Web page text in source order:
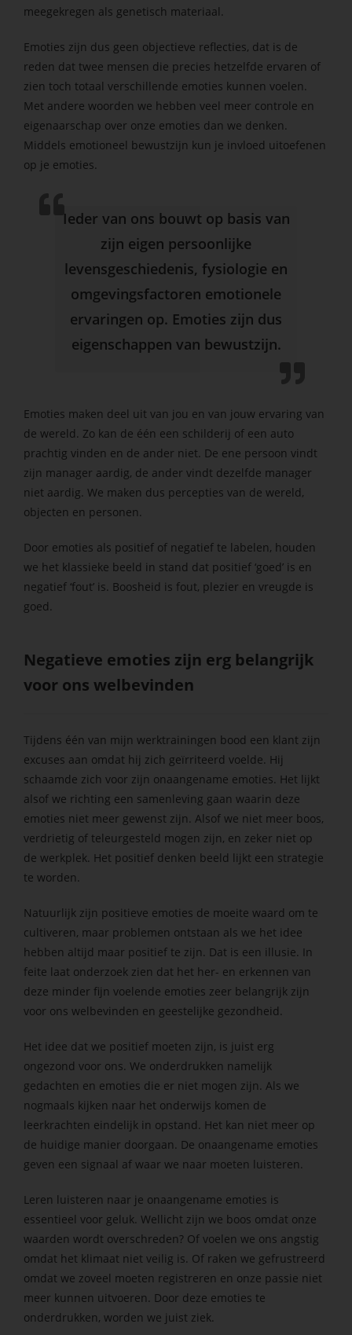
meegekregen als genetisch materiaal.
Emoties zijn dus geen objectieve reflecties, dat is de
reden dat twee mensen die precies hetzelfde ervaren of
zien toch totaal verschillende emoties kunnen voelen.
Met andere woorden we hebben veel meer controle en
eigenaarschap over onze emoties dan we denken.
Middels emotioneel bewustzijn kun je invloed uitoefenen
op je emoties.
Ieder van ons bouwt op basis van
zijn eigen persoonlijke
levensgeschiedenis, fysiologie en
omgevingsfactoren emotionele
ervaringen op. Emoties zijn dus
eigenschappen van bewustzijn.
Emoties maken deel uit van jou en van jouw ervaring van
de wereld. Zo kan de één een schilderij of een auto
prachtig vinden en de ander niet. De ene persoon vindt
zijn manager aardig, de ander vindt dezelfde manager
niet aardig. We maken dus percepties van de wereld,
objecten en personen.
Door emoties als positief of negatief te labelen, houden
we het klassieke beeld in stand dat positief ‘goed’ is en
negatief ‘fout’ is. Boosheid is fout, plezier en vreugde is
goed.
Negatieve emoties zijn erg belangrijk
voor ons welbevinden
Tijdens één van mijn werktrainingen bood een klant zijn
excuses aan omdat hij zich geïrriteerd voelde. Hij
schaamde zich voor zijn onaangename emoties. Het lijkt
alsof we richting een samenleving gaan waarin deze
emoties niet meer gewenst zijn. Alsof we niet meer boos,
verdrietig of teleurgesteld mogen zijn, en zeker niet op
de werkplek. Het positief denken beeld lijkt een strategie
te worden.
Natuurlijk zijn positieve emoties de moeite waard om te
cultiveren, maar problemen ontstaan als we het idee
hebben altijd maar positief te zijn. Dat is een illusie. In
feite laat onderzoek zien dat het her- en erkennen van
deze minder fijn voelende emoties zeer belangrijk zijn
voor ons welbevinden en geestelijke gezondheid.
Het idee dat we positief moeten zijn, is juist erg
ongezond voor ons. We onderdrukken namelijk
gedachten en emoties die er niet mogen zijn. Als we
nogmaals kijken naar het onderwijs komen de
leerkrachten eindelijk in opstand. Het kan niet meer op
de huidige manier doorgaan. De onaangename emoties
geven een signaal af waar we naar moeten luisteren.
Leren luisteren naar je onaangename emoties is
essentieel voor geluk. Wellicht zijn we boos omdat onze
waarden wordt overschreden? Of voelen we ons angstig
omdat het klimaat niet veilig is. Of raken we gefrustreerd
omdat we zoveel moeten registreren en onze passie niet
meer kunnen uitvoeren. Door deze emoties te
onderdrukken, worden we juist ziek.